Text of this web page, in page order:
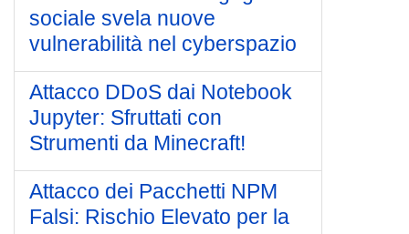
sociale svela nuove
vulnerabilità nel cyberspazio
Attacco DDoS dai Notebook
Jupyter: Sfruttati con
Strumenti da Minecraft!
Attacco dei Pacchetti NPM
Falsi: Rischio Elevato per la